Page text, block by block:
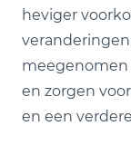
heviger
meegenomen
en zorgen
en een